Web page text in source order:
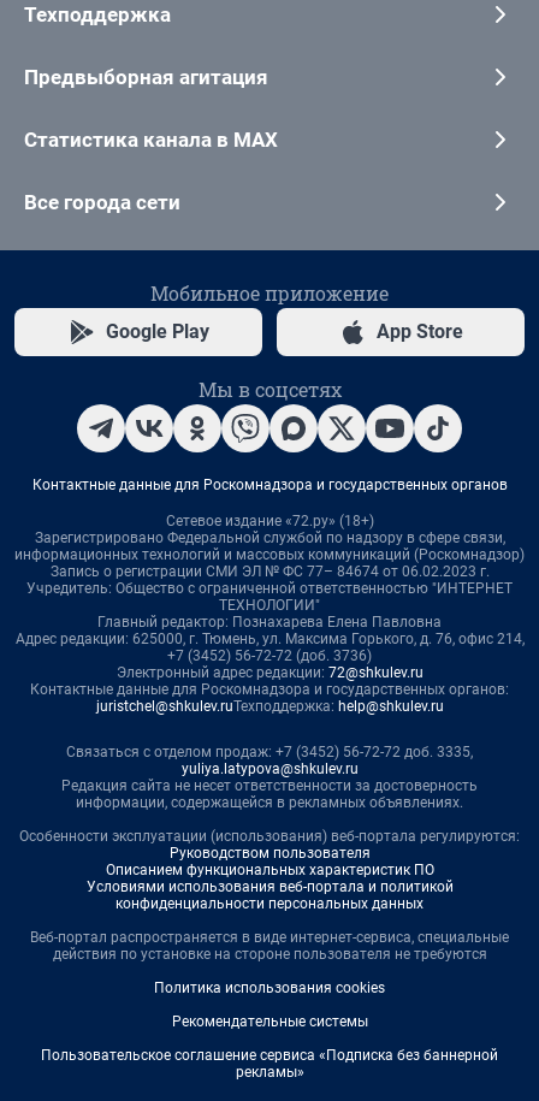
Техподдержка
Предвыборная агитация
Статистика канала в MAX
Все города сети
Мобильное приложение
Google Play App Store
Мы в соцсетях
Контактные данные для Роскомнадзора и государственных органов
Сетевое издание «72.ру» (18+)
Зарегистрировано Федеральной службой по надзору в сфере связи,
информационных технологий и массовых коммуникаций (Роскомнадзор)
Запись о регистрации СМИ ЭЛ № ФС 77– 84674 от 06.02.2023 г.
Учредитель: Общество с ограниченной ответственностью "ИНТЕРНЕТ
ТЕХНОЛОГИИ"
Главный редактор: Познахарева Елена Павловна
Адрес редакции: 625000, г. Тюмень, ул. Максима Горького, д. 76, офис 214,
+7 (3452) 56-72-72 (доб. 3736)
Электронный адрес редакции: 72@shkulev.ru
Контактные данные для Роскомнадзора и государственных органов:
juristchel@shkulev.ruТехподдержка: help@shkulev.ru
Связаться с отделом продаж: +7 (3452) 56-72-72 доб. 3335,
yuliya.latypova@shkulev.ru
Редакция сайта не несет ответственности за достоверность
информации, содержащейся в рекламных объявлениях.
Особенности эксплуатации (использования) веб-портала регулируются:
Руководством пользователя
Описанием функциональных характеристик ПО
Условиями использования веб-портала и политикой
конфиденциальности персональных данных
Веб-портал распространяется в виде интернет-сервиса, специальные
действия по установке на стороне пользователя не требуются
Политика использования cookies
Рекомендательные системы
Пользовательское соглашение сервиса «Подписка без баннерной
рекламы»